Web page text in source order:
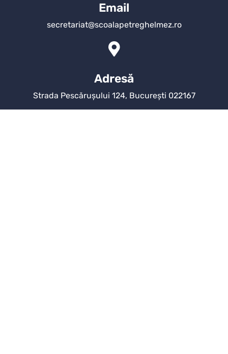
Email
secretariat@scoalapetreghelmez.ro
Adresă
Strada Pescărușului 124, București 022167